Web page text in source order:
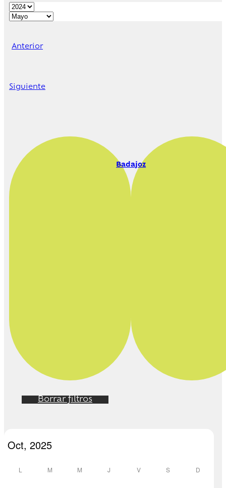
Anterior
Siguiente
Badajoz
Borrar filtros
L M M J V S D